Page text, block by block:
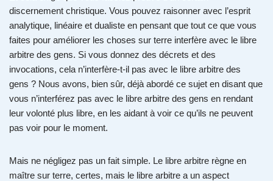
discernement christique. Vous pouvez raisonner avec l’esprit
analytique, linéaire et dualiste en pensant que tout ce que vous
faites pour améliorer les choses sur terre interfère avec le libre
arbitre des gens. Si vous donnez des décrets et des
invocations, cela n’interfère-t-il pas avec le libre arbitre des
gens ? Nous avons, bien sûr, déjà abordé ce sujet en disant que
vous n’interférez pas avec le libre arbitre des gens en rendant
leur volonté plus libre, en les aidant à voir ce qu’ils ne peuvent
pas voir pour le moment.
Mais ne négligez pas un fait simple. Le libre arbitre règne en
maître sur terre, certes, mais le libre arbitre a un aspect